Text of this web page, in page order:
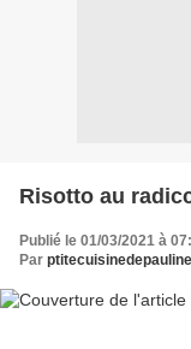
Risotto au
Publié le 01/03/2021 à
Par ptitecuisinedepauline